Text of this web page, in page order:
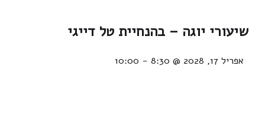
שיעורי יוגה – בהנחיית טל דייגי
אפריל 17, 2028 @ 8:30 -
10:00